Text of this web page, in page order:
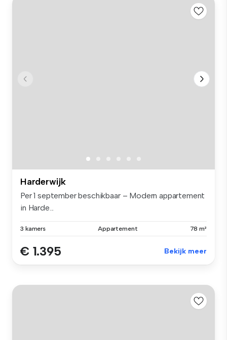
Harderwijk
Per 1 september beschikbaar – Modern appartement
in Harde...
3 kamers Appartement 78 m²
€ 1.395 Bekijk meer